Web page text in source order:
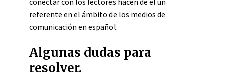
referente en el ámbito de los medios de
comunicación en español.
Algunas dudas para
resolver.